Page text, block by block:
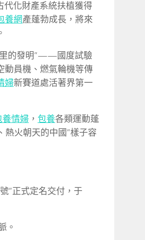
化財產系統扶植獲得
養網產蓬勃成長，將來
里的發明”——國度試驗
動員機、燃氣輪機等傳
婦新賽道處活著界第一
養情婦 ， 包養各類運動蓬
熱火朝天的中國”樣子容
”正式定名交付，于
。